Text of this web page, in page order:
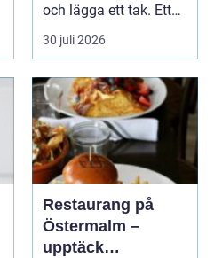
och lägga ett tak. Ett
timmerhus är ett lå...
30 juli 2026
Restaurang på
Östermalm –
upptäck